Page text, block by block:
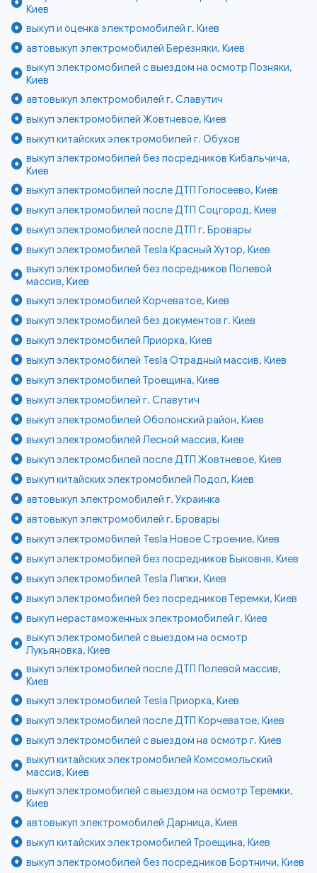
Киев
выкуп и оценка электромобилей г. Киев
автовыкуп электромобилей Березняки, Киев
выкуп электромобилей с выездом на осмотр Позняки,
Киев
автовыкуп электромобилей г. Славутич
выкуп электромобилей Жовтневое, Киев
выкуп китайских электромобилей г. Обухов
выкуп электромобилей без посредников Кибальчича,
Киев
выкуп электромобилей после ДТП Голосеево, Киев
выкуп электромобилей после ДТП Соцгород, Киев
выкуп электромобилей после ДТП г. Бровары
выкуп электромобилей Tesla Красный Хутор, Киев
выкуп электромобилей без посредников Полевой
массив, Киев
выкуп электромобилей Корчеватое, Киев
выкуп электромобилей без документов г. Киев
выкуп электромобилей Приорка, Киев
выкуп электромобилей Tesla Отрадный массив, Киев
выкуп электромобилей Троещина, Киев
выкуп электромобилей г. Славутич
выкуп электромобилей Оболонский район, Киев
выкуп электромобилей Лесной массив, Киев
выкуп электромобилей после ДТП Жовтневое, Киев
выкуп китайских электромобилей Подол, Киев
автовыкуп электромобилей г. Украинка
автовыкуп электромобилей г. Бровары
выкуп электромобилей Tesla Новое Строение, Киев
выкуп электромобилей без посредников Быковня, Киев
выкуп электромобилей Tesla Липки, Киев
выкуп электромобилей без посредников Теремки, Киев
выкуп нерастаможенных электромобилей г. Киев
выкуп электромобилей с выездом на осмотр
Лукьяновка, Киев
выкуп электромобилей после ДТП Полевой массив,
Киев
выкуп электромобилей Tesla Приорка, Киев
выкуп электромобилей после ДТП Корчеватое, Киев
выкуп электромобилей с выездом на осмотр г. Киев
выкуп китайских электромобилей Комсомольский
массив, Киев
выкуп электромобилей с выездом на осмотр Теремки,
Киев
автовыкуп электромобилей Дарница, Киев
выкуп китайских электромобилей Троещина, Киев
выкуп электромобилей без посредников Бортничи, Киев